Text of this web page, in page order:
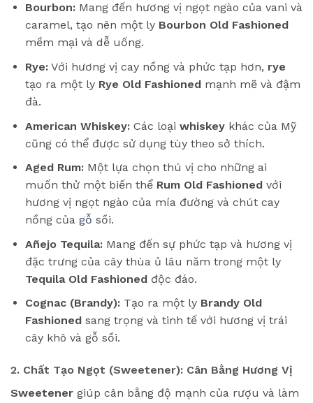
Bourbon:Mang đến hương vị ngọt ngào của vani và
caramel, tạo nên một ly Bourbon Old Fashioned
mềm mại và dễ uống.
Rye:Với hương vị cay nồng và phức tạp hơn, rye
tạo ra một ly Rye Old Fashionedmạnh mẽ và đậm
đà.
American Whiskey:Các loại whiskeykhác của Mỹ
cũng có thể được sử dụng tùy theo sở thích.
Aged Rum:Một lựa chọn thú vị cho những ai
muốn thử một biến thể Rum Old Fashionedvới
hương vị ngọt ngào của mía đường và chút cay
nồng của gỗ sồi.
Añejo Tequila:Mang đến sự phức tạp và hương vị
đặc trưng của cây thùa ủ lâu năm trong một ly
Tequila Old Fashionedđộc đáo.
Cognac (Brandy):Tạo ra một ly Brandy Old
Fashionedsang trọng và tinh tế với hương vị trái
cây khô và gỗ sồi.
2. Chất Tạo Ngọt (Sweetener): Cân Bằng Hương Vị
Sweetener giúp cân bằng độ mạnh của rượu và làm